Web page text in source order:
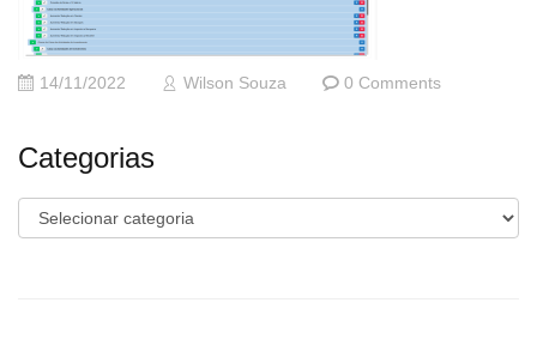
14/11/2022 Wilson Souza 0 Comments
Categorias
Categorias